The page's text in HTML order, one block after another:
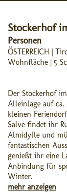
Stockerhof
Personen
ÖSTERREICH |
Wohnfläche | 5
Der Stockerhof
Alleinlage auf ca.
kleinen
Salve findet ihr
Almidylle und
fantastischen
genießt ihr eine
Anbindung für
Winter.
mehr anzeigen